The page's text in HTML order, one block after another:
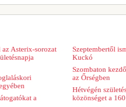
Asterix-sorozat
a
Szeptembertől
Kuckó
Szombaton
az Őrségben
Hétvégén
közönséget a